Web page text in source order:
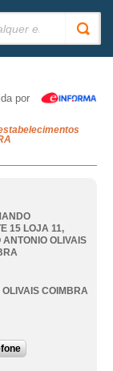
por
15 LOJA 11,
ANTONIO OLIVAIS
COIMBRA